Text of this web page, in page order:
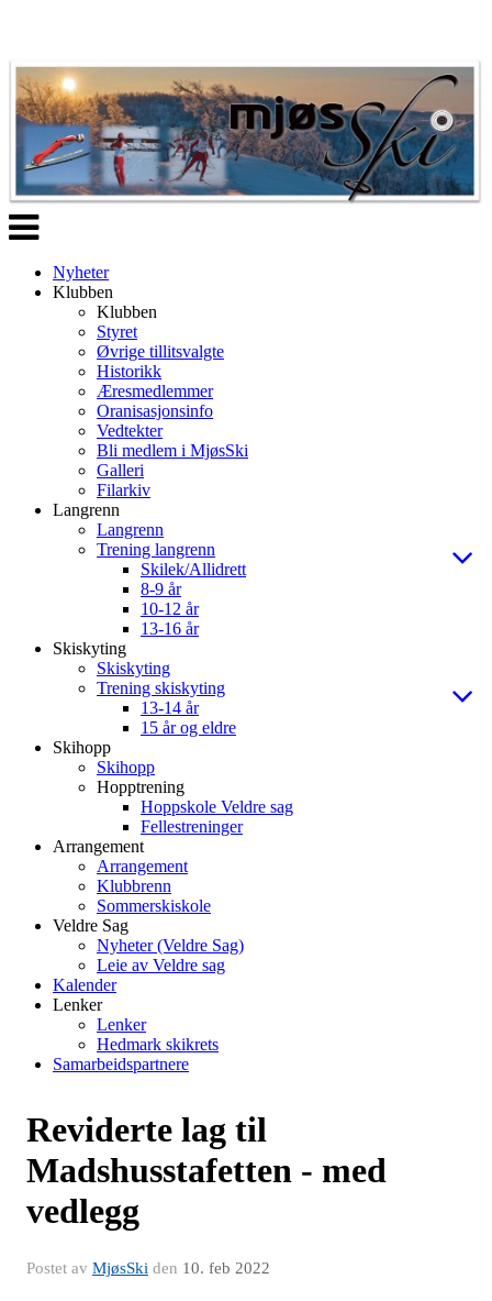
Veksle
navigasjon
Nyheter
Klubben
Klubben
Styret
Øvrige tillitsvalgte
Historikk
Æresmedlemmer
Oranisasjonsinfo
Vedtekter
Bli medlem i MjøsSki
Galleri
Filarkiv
Langrenn
Langrenn
Trening langrenn
Skilek/Allidrett
8-9 år
10-12 år
13-16 år
Skiskyting
Skiskyting
Trening skiskyting
13-14 år
15 år og eldre
Skihopp
Skihopp
Hopptrening
Hoppskole Veldre sag
Fellestreninger
Arrangement
Arrangement
Klubbrenn
Sommerskiskole
Veldre Sag
Nyheter (Veldre Sag)
Leie av Veldre sag
Kalender
Lenker
Lenker
Hedmark skikrets
Samarbeidspartnere
Reviderte lag til
Madshusstafetten - med
vedlegg
Postet av MjøsSki den 10. feb 2022